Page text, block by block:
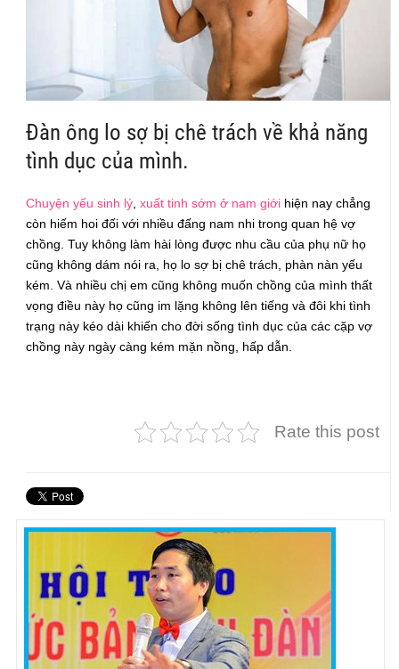
Đàn ông lo sợ bị chê trách về khả năng
tình dục của mình.
Chuyện yếu sinh lý,xuất tinh sớm ở nam giới hiện nay chẳng
còn hiếm hoi đối với nhiều đấng nam nhi trong quan hệ vợ
chồng. Tuy không làm hài lòng được nhu cầu của phụ nữ họ
cũng không dám nói ra, họ lo sợ bị chê trách, phàn nàn yếu
kém. Và nhiều chị em cũng không muốn chồng của mình thất
vọng điều này họ cũng im lặng không lên tiếng và đôi khi tình
trạng này kéo dài khiến cho đời sống tình dục của các cặp vợ
chồng này ngày càng kém mặn nồng, hấp dẫn.
Rate this post